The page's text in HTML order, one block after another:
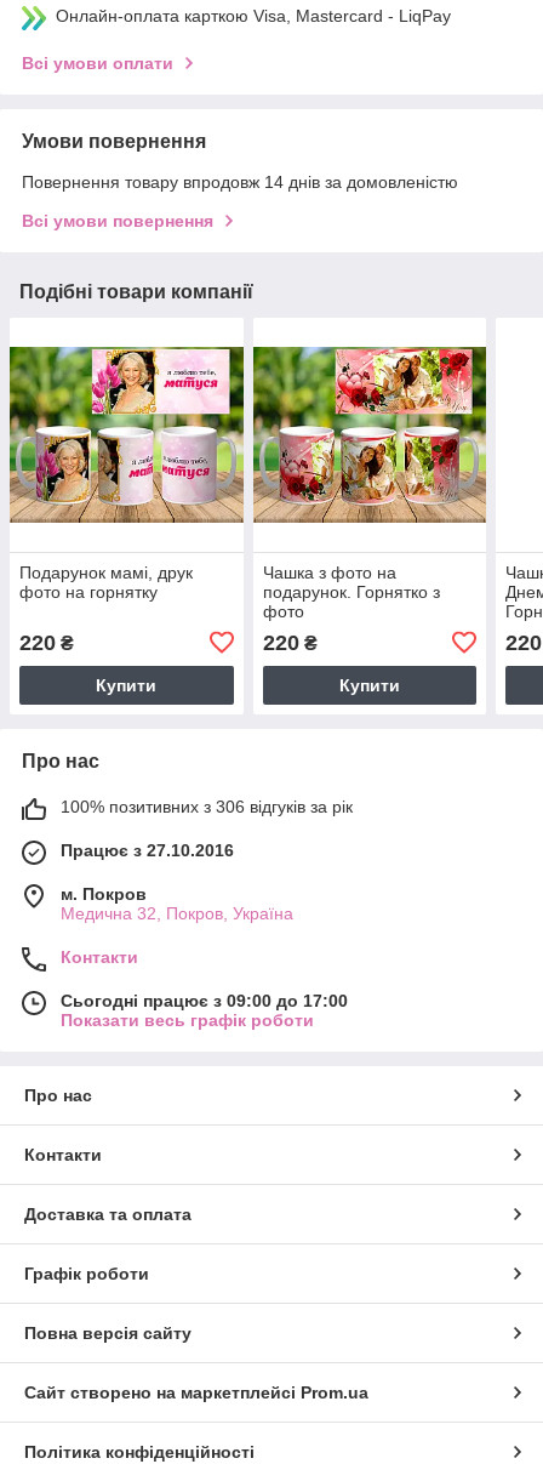
Онлайн-оплата карткою Visa, Mastercard - LiqPay
Всі умови оплати
Умови повернення
Повернення товару впродовж 14 днів за домовленістю
Всі умови повернення
Подібні товари компанії
Подарунок мамі, друк
фото на горнятку
220 ₴
Купити
Чашка з фото на
подарунок. Горнятко з
фото
220₴
Купити
220
Про нас
100% позитивних з 306 відгуків за рік
Працює з 27.10.2016
м. Покров
Медична 32, Покров, Україна
Контакти
Сьогодні працює з 09:00 до 17:00
Показати весь графік роботи
Про нас
Контакти
Доставка та оплата
Графік роботи
Повна версія сайту
Сайт створено на маркетплейсі Prom.ua
Політика конфіденційності